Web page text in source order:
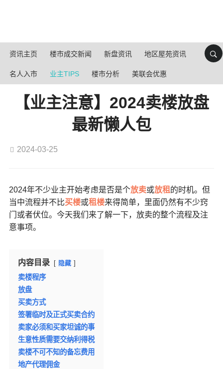
资讯主页 楼市成交新闻 新盘资讯 地区屋苑资讯
名人入市 业主TIPS 楼市分析 美联会优惠
【业主注意】2024卖楼放盘
最新懒人包
2024-03-25
2024年不少业主开始考虑是否是个放卖或放租 的时机。但
当中流程并不比买楼或租楼来得简单，里面仍然有不少窍
门或者伏位。今天我们来了解一下，放卖的整个流程及注
意事项。
内容目录 隐藏
卖楼程序
放盘
买卖方式
签署临时及正式买卖合约
卖家必须和买家坦诚的事
生意性质需要交纳利得税
卖楼不可不知的备忘费用
地产代理佣金